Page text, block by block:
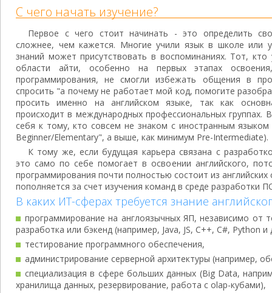
С чего начать изучение?
Первое с чего стоит начинать - это определить
сложнее, чем кажется. Многие учили язык в школе или
знаний может присутствовать в воспоминаниях. Тот,
области айти, особенно на первых этапах
программирования, не смогли избежать общения в
спросить "а почему не работает мой код, помогите
просить именно на английском языке, так как
происходит в международных профессиональных группах.
себя к тому, кто совсем не знаком с иностранным
Beginner/Elementary", а выше, как минимум Pre-Intermediate).
К тому же, если будущая карьера связана с
это само по себе помогает в освоении английского,
программирования почти полностью состоит из
пополняется за счет изучения команд в среде разработки
В каких ИТ-сферах требуется знание
программирование на англоязычных ЯП, независимо от
разработка или бэкенд (например, Java, JS, C++, C#, Python и
тестирование программного обеспечения,
администрирование серверной архитектуры (например,
специализация в сфере больших данных (Big Data,
хранилища данных, резервирование, работа с olap-кубами),